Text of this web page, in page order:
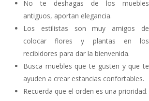
No te deshagas de los muebles
antiguos, aportan elegancia.
Los estilistas son muy amigos de
colocar flores y plantas en los
recibidores para dar la bienvenida.
Busca muebles que te gusten y que te
ayuden a crear estancias confortables.
Recuerda que el orden es una prioridad.